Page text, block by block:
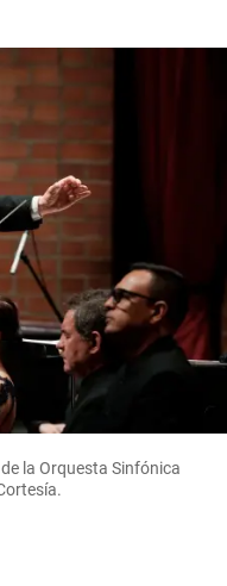
la Orquesta Sinfónica